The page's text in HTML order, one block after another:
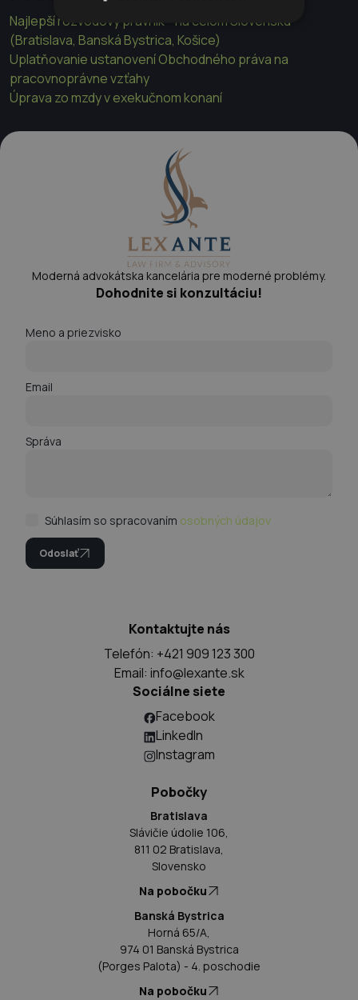
Najlepší rozvodový právnik - na celom Slovensku
(Bratislava, Banská Bystrica, Košice)
Uplatňovanie ustanovení Obchodného práva na
pracovnoprávne vzťahy
Úprava zo mzdy v exekučnom konaní
Moderná advokátska kancelária pre moderné problémy.
Dohodnite si konzultáciu!
Meno a priezvisko
Email
Správa
Súhlasím so spracovaním osobných údajov
Odoslať
Kontaktujte nás
Telefón: +421 909 123 300
Email: info@lexante.sk
Sociálne siete
Facebook
LinkedIn
Instagram
Pobočky
Bratislava
Slávičie údolie 106,
811 02 Bratislava,
Slovensko
Na pobočku
Banská Bystrica
Horná 65/A,
974 01 Banská Bystrica
(Porges Palota) - 4. poschodie
Na pobočku